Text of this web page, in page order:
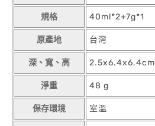
規格 40ml*2+7g*1
原產地 台灣
深、寬、高 2.5x6.4x6.4cm
淨重 48 g
保存環境 室溫